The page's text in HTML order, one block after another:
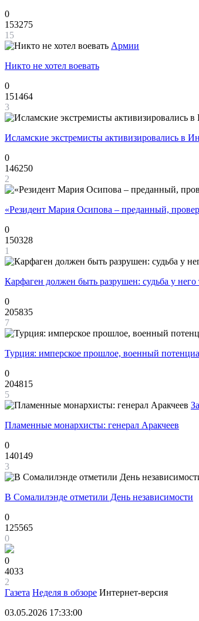
0
153275
15
Армии
Никто не хотел воевать
0
151464
3
Исламские экстремисты активизировались в
0
146250
2
«Резидент Мария Осипова – преданный,
0
150328
1
Карфаген должен быть разрушен: судьба у него
0
205835
7
Турция: имперское прошлое, военный
0
204815
5
Пламенные монархисты: генерал Аракчеев
0
140149
3
В Сомалилэнде отметили День независимости
0
125565
0
0
4033
2
Газета Неделя в обзоре Интернет-версия
03.05.2026 17:33:00